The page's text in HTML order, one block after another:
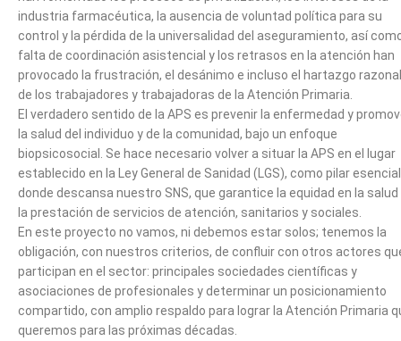
industria farmacéutica, la ausencia de voluntad política para su
control y la pérdida de la universalidad del aseguramiento, así
falta de coordinación asistencial y los retrasos en la atención han
provocado la frustración, el desánimo e incluso el hartazgo
de los trabajadores y trabajadoras de la Atención Primaria.
El verdadero sentido de la APS es prevenir la enfermedad y
la salud del individuo y de la comunidad, bajo un enfoque
biopsicosocial. Se hace necesario volver a situar la APS en el lugar
establecido en la Ley General de Sanidad (LGS), como pilar esencial
donde descansa nuestro SNS, que garantice la equidad en la salud
la prestación de servicios de atención, sanitarios y sociales.
En este proyecto no vamos, ni debemos estar solos; tenemos la
obligación, con nuestros criterios, de confluir con otros actores
participan en el sector: principales sociedades científicas y
asociaciones de profesionales y determinar un posicionamiento
compartido, con amplio respaldo para lograr la Atención Primaria
queremos para las próximas décadas.